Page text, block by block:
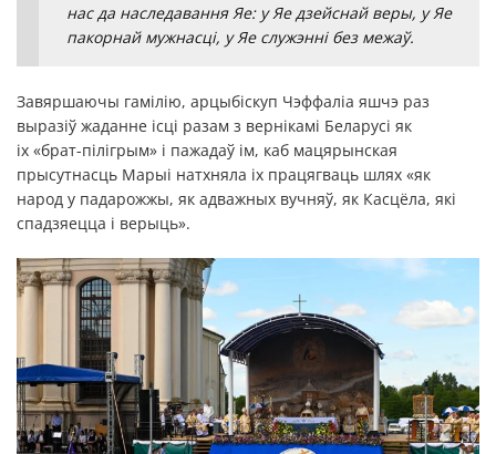
нас да наследавання Яе: у Яе дзейснай веры, у Яе
пакорнай мужнасці, у Яе служэнні без межаў.
Завяршаючы гамілію, арцыбіскуп Чэффаліа яшчэ раз
выразіў жаданне ісці разам з вернікамі Беларусі як
іх «брат-пілігрым» і пажадаў ім, каб мацярынская
прысутнасць Марыі натхняла іх працягваць шлях «як
народ у падарожжы, як адважных вучняў, як Касцёла, які
спадзяецца і верыць».